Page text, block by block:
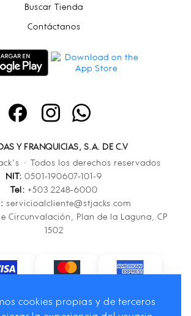
cookies propias y de terceros
Buscar Tienda
Contáctanos
Y FRANQUICIAS, S.A. DE C.V
· Todos los derechos reservados
NIT: 0501-190607-101-9
Tel: +503 2248-6000
servicioalcliente@stjacks.com
Circunvalación, Plan de la Laguna, CP
1502